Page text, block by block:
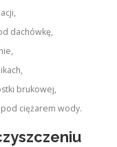
dachówkę,
brukowej,
ciężarem wody.